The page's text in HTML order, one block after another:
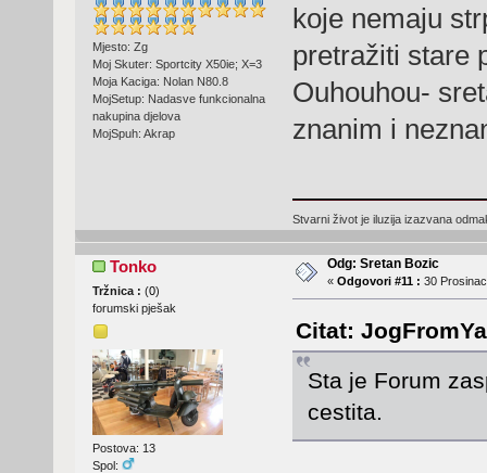
Mjesto: Zg
Moj Skuter: Sportcity X50ie; X=3
Moja Kaciga: Nolan N80.8
MojSetup: Nadasve funkcionalna
nakupina djelova
MojSpuh: Akrap
koje nemaju
pretražiti stare
Ouhouhou-
znanim i
Stvarni život je iluzija izazvana
Tonko
Tržnica : (0)
forumski pješak
Postova: 13
Spol:
Odg: Sretan Bozic
« Odgovori #11 : 30
Citat:
Sta je Forum
cestita.